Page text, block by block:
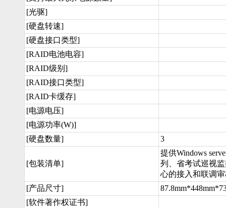
[光驱]
[硬盘转速]
[硬盘接口类型]
[RAID电池电容]
[RAID级别]
[RAID接口类型]
[RAID卡缓存]
[电源电压]
[电源功率(W)]
[硬盘数量]
3
[包装清单]
提供Windows
列、省考试巡视
心的接入和联调
[产品尺寸]
[软件著作权证书]